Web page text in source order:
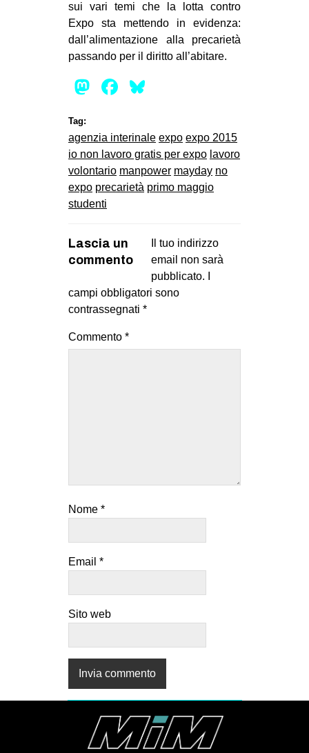
AFRICA
ESTREMO ORIENTE
EUROPA
EVENTI
in
tw
bsky
sui vari temi che la lotta contro
Expo sta mettendo in evidenza:
dall’alimentazione alla precarietà
passando per il diritto all’abitare.
Mastodon
Facebook
Tag:
agenzia interinale expo expo 2015
io non lavoro gratis per expo lavoro
volontario manpower mayday no
expo precarietà primo maggio
studenti
Lascia un
commento
Il tuo indirizzo
email non sarà
pubblicato.
campi obbligatori sono
contrassegnati *
Commento *
Nome *
Email *
Sito web